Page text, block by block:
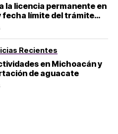
la licencia permanente en
fecha límite del trámite
Recientes
en Michoacán y
de aguacate